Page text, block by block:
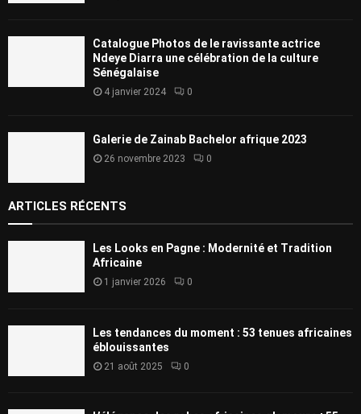
Catalogue Photos de le ravissante actrice
Ndeye Diarra une célébration de la culture
Sénégalaise
4 janvier 2024 0
Galerie de Zainab Bachelor afrique 2023
26 novembre 2023 0
ARTICLES RÉCENTS
Les Looks en Pagne : Modernité et Tradition
Africaine
1 janvier 2026 0
Les tendances du moment : 53 tenues africaines
éblouissantes
21 août 2025 0